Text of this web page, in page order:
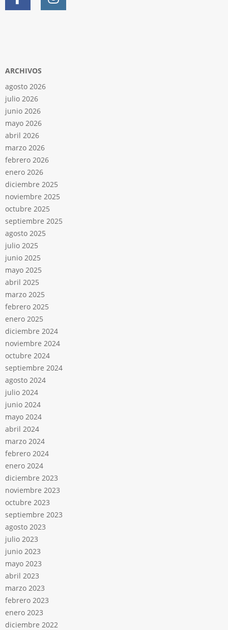
ARCHIVOS
agosto 2026
julio 2026
junio 2026
mayo 2026
abril 2026
marzo 2026
febrero 2026
enero 2026
diciembre 2025
noviembre 2025
octubre 2025
septiembre 2025
agosto 2025
julio 2025
junio 2025
mayo 2025
abril 2025
marzo 2025
febrero 2025
enero 2025
diciembre 2024
noviembre 2024
octubre 2024
septiembre 2024
agosto 2024
julio 2024
junio 2024
mayo 2024
abril 2024
marzo 2024
febrero 2024
enero 2024
diciembre 2023
noviembre 2023
octubre 2023
septiembre 2023
agosto 2023
julio 2023
junio 2023
mayo 2023
abril 2023
marzo 2023
febrero 2023
enero 2023
diciembre 2022